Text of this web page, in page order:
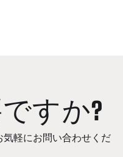
すか?
軽にお問い合わせくだ